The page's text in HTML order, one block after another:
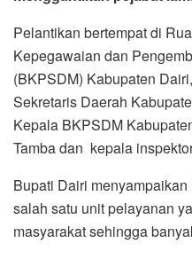
Pelantikan bertempat di
Kepegawaian dan
(BKPSDM) Kabupaten
Sekretaris Daerah
Kepala BKPSDM
Tamba dan kepala
Bupati Dairi
salah satu unit pelayanan
masyarakat sehingga